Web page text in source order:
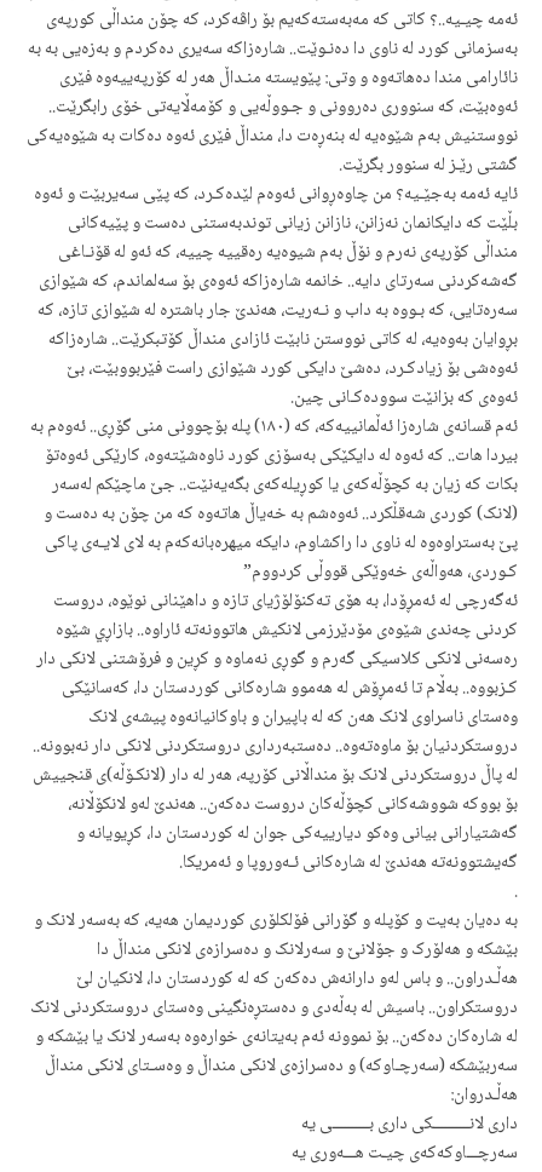
ئەمە چیـیە..؟ کاتی کە مەبەستەکەیم بۆ راڤەکرد، کە چۆن منداڵی کورپەی
بەسزمانی کورد لە ناوی دا دەنـوێت.. شارەزاکە سەیری دەکردم و بەزەیی بە بە
نائارامی مندا دەهاتەوە و وتی: پێویستە منـداڵ هەر لە کۆرپەییەوە فێری
ئەوەبێت، کە سنووری دەروونی و جـووڵەیی و کۆمەڵایەتی خۆی رابگرێت..
نووستنیش بەم شێوەیە لە بنەڕەت دا، منداڵ فێری ئەوە دەکات بە شێوەیەکی
گشتی رێـز لە سنوور بگرێت.
ئایە ئەمە بەجێـیە؟ من چاوەڕوانی ئەوەم لێدەکـرد، کە پێی سەیربێت و ئەوە
بڵێت کە دایکانمان نەزانن، نازانن زیانی توندبەستنی دەست و پێیەکانی
منداڵی کۆرپەی نەرم و نۆڵ بەم شیوەیە رەقییە چییە، کە ئەو لە قۆنـاغی
گەشەکردنی سەرتای دایە.. خانمە شارەزاکە ئەوەی بۆ سەلماندم، کە شێوازی
سەرەتایی، کە بـووە بە داب و نـەریت، هەندێ جار باشترە لە شێوازی تازە، کە
بڕوایان بەوەیە، لە کاتی نووستن نابێت ئازادی منداڵ کۆتبکرێت.. شارەزاکە
ئەوەشی بۆ زیادکـرد، دەشێ دایکی کورد شێوازی راست فێربووبێت، بێ
ئەوەی کە بزانێت سوودەکـانی چین.
ئەم قسانەی شارەزا ئەڵمانییەکە، کە (١٨٠) پلە بۆچوونی منی گۆڕی.. ئەوەم بە
بیردا هات.. کە ئەوە لە دایکێکی بەسۆزی کورد ناوەشێتەوە، کارێکی ئەوەتۆ
بکات کە زیان بە کچۆڵەکەی یا کوڕیلەکەی بگەیەنێت.. جێ ماچێکم لەسەر
(لانک) کوردی شەقڵکرد.. ئەوەشم بە خەیاڵ هاتەوە کە من چۆن بە دەست و
پێ بەستراوەوە لە ناوی دا راکشاوم، دایکە میهرەبانەکەم بە لای لایـەی پاکی
کـوردی، هەواڵەی خەوێکی قووڵی کردووم”
ئەگەرچی لە ئەمڕۆدا، بە هۆی تەکنۆلۆژیای تازە و داهێنانی نوێوە، دروست
کردنی چەندی شێوەی مۆدێرزمی لانکیش هاتوونەتە ئاراوە.. بازاڕي شێوە
رەسەنی لانکی کلاسیکی گەرم و گوڕی نەماوە و کڕین و فرۆشتنی لانکی دار
کـزبووە.. بەڵام تا ئەمڕۆش لە هەموو شارەکانی کوردستان دا، کەسانێکی
وەستای ناسراوی لانک هەن کە لە باپیران و باوکانیانەوە پیشەی لانک
دروستکردنیان بۆ ماوەتەوە.. دەستبەرداری دروستکردنی لانکی دار نەبوونە..
لە پاڵ دروستکردنی لانک بۆ منداڵانی کۆرپە، هەر لە دار (لانکـۆڵە)ی قنجیيش
بۆ بووکە شووشەکانی کچۆڵەکان دروست دەکەن.. هەندێ لەو لانکۆڵانە،
گەشتیارانی بیانی وەکو دیارییەکی جوان لە کوردستان دا، کڕیویانە و
گەیشتوونەتە هەندێ لە شارەکانی ئـەوروپا و ئەمریکا.
.
بە دەیان بەیت و کۆپلە و گۆرانی فۆلکلۆری کوردیمان هەیە، کە بەسەر لانک و
بێشکە و هەلۆرک و جۆلانێ و سەرلانک و دەسرازەی لانکی منداڵ دا
هەڵـدراون.. و باس لەو دارانەش دەکەن کە لە کوردستان دا، لانکیان لێ
دروستکراون.. باسیش لە بەڵەدی و دەستڕەنگینی وەستای دروستکردنی لانک
لە شارەکان دەکەن.. بۆ نموونە ئەم بەیتانەی خوارەوە بەسەر لانک یا بێشکە و
سەربێشکە (سەرچـاوکە) و دەسرازەی لانکی منداڵ و وەسـتای لانکی منداڵ
هەڵـدروان:
داری لانــــــــــکی داری بــــــــــی یە
سەرچـــاوکەکەی چیـت هـــەوری یە